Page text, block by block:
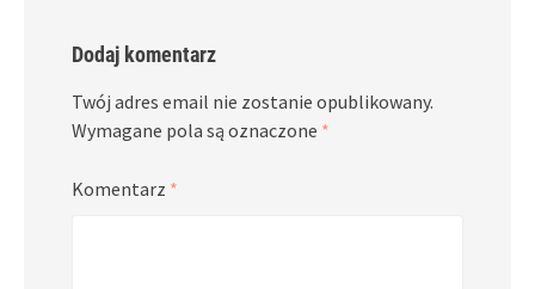
Dodaj komentarz
Twój adres email nie zostanie opublikowany.
Wymagane pola są oznaczone *
Komentarz *